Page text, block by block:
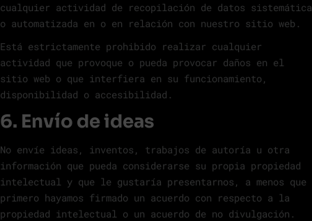
cualquier actividad de recopilación de datos sistemática
o automatizada en o en relación con nuestro sitio web.
Está estrictamente prohibido realizar cualquier
actividad que provoque o pueda provocar daños en el
sitio web o que interfiera en su funcionamiento,
disponibilidad o accesibilidad.
6. Envío de ideas
No envíe ideas, inventos, trabajos de autoría u otra
información que pueda considerarse su propia propiedad
intelectual y que le gustaría presentarnos, a menos que
primero hayamos firmado un acuerdo con respecto a la
propiedad intelectual o un acuerdo de no divulgación.